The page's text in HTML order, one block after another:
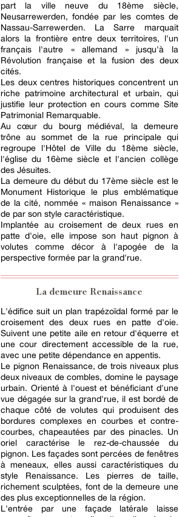
part la ville neuve du 18ème siècle,
Neusarrewerden, fondée par les comtes de
Nassau-Sarrewerden. La Sarre marquait
alors la frontière entre deux territoires, l'un
français l'autre « allemand » jusqu'à la
Révolution française et la fusion des deux
cités.
Les deux centres historiques concentrent un
riche patrimoine architectural et urbain, qui
justifie leur protection en cours comme Site
Patrimonial Remarquable.
Au cœur du bourg médiéval, la demeure
trône au sommet de la rue principale qui
regroupe l'Hôtel de Ville du 18ème siècle,
l'église du 16ème siècle et l'ancien collège
des Jésuites.
La demeure du début du 17ème siècle est le
Monument Historique le plus emblématique
de la cité, nommée « maison Renaissance »
de par son style caractéristique.
Implantée au croisement de deux rues en
patte d'oie, elle impose son haut pignon à
volutes comme décor à l'apogée de la
perspective formée par la grand'rue.
La demeure Renaissance
L'édifice suit un plan trapézoïdal formé par le
croisement des deux rues en patte d'oie.
Suivent une petite aile en retour d'équerre et
une cour directement accessible de la rue,
avec une petite dépendance en appentis.
Le pignon Renaissance, de trois niveaux plus
deux niveaux de combles, domine le paysage
urbain. Orienté à l'ouest et bénéficiant d'une
vue dégagée sur la grand'rue, il est bordé de
chaque côté de volutes qui produisent des
bordures complexes en courbes et contre-
courbes, chapeautées par des pinacles. Un
oriel caractérise le rez-de-chaussée du
pignon. Les façades sont percées de fenêtres
à meneaux, elles aussi caractéristiques du
style Renaissance. Les pierres de taille,
richement sculptées, font de la demeure une
des plus exceptionnelles de la région.
L'entrée par une façade latérale laisse